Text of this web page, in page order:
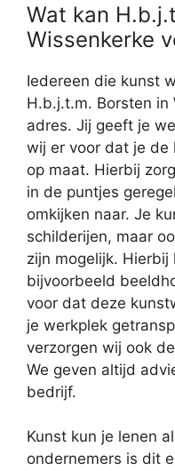
Wat kan
Wissenkerke
Iedereen die kunst
H.b.j.t.m. Borsten in
adres. Jij geeft je
wij er voor dat je de
op maat. Hierbij
in de puntjes
omkijken naar. Je
schilderijen, maar
zijn mogelijk. Hierbij
bijvoorbeeld
voor dat deze
je werkplek
verzorgen wij ook
We geven altijd
bedrijf.
Kunst kun je lenen
ondernemers is dit